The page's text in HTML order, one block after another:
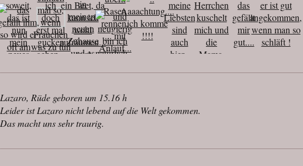
Lazaro, Rüde geboren um 15.16 h
Leider ist Lazaro nicht lebend auf die Welt gekommen.
Das macht uns sehr traurig.